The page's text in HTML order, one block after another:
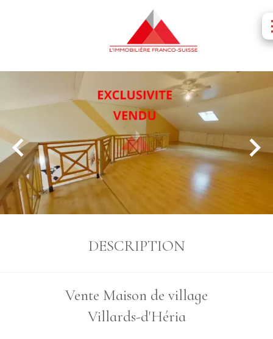
DESCRIPTION
Vente Maison de village
Villards-d'Héria